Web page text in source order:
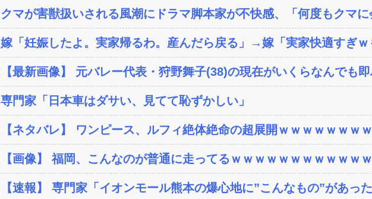
クマが害獣扱いされる風潮にドラマ脚本家が不快感、「何度もクマ
嫁「妊娠したよ。実家帰るわ。産んだら戻る」→嫁「実家快適すぎｗ
【最新画像】 元バレー代表・狩野舞子(38)の現在がいくらなんでも
専門家「日本車はダサい、見てて恥ずかしい」
【ネタバレ】 ワンピース、ルフィ絶体絶命の超展開ｗｗｗｗｗｗｗ
【画像】 福岡、こんなのが普通に走ってるｗｗｗｗｗｗｗｗｗｗｗ
【速報】 専門家「イオンモール熊本の爆心地に”こんなもの”があっ